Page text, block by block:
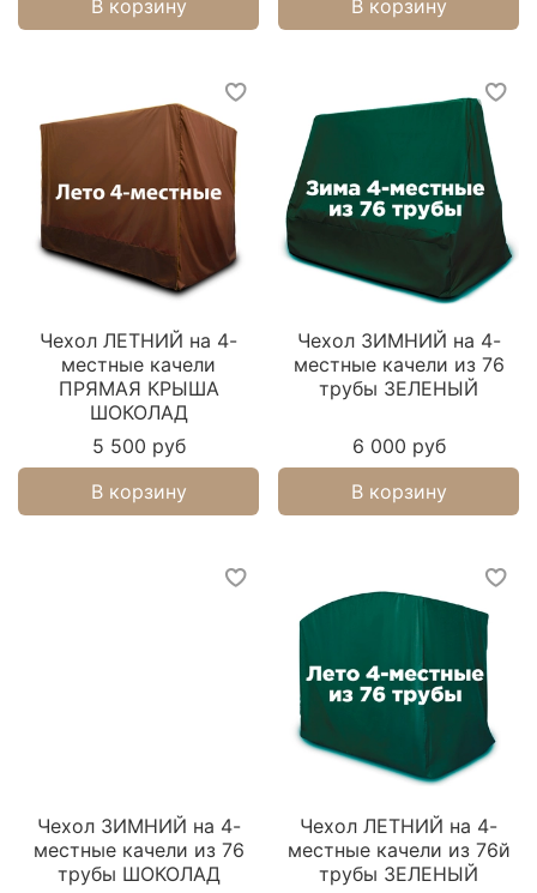
В корзину В корзину
Чехол ЛЕТНИЙ на 4-
местные качели
ПРЯМАЯ КРЫША
ШОКОЛАД
5 500 руб
В корзину
Чехол ЗИМНИЙ на 4-
местные качели из 76
трубы ЗЕЛЕНЫЙ
6 000 руб
В корзину
Чехол ЗИМНИЙ на 4-
местные качели из 76
трубы ШОКОЛАД
Чехол ЛЕТНИЙ на 4-
местные качели из 76й
трубы ЗЕЛЕНЫЙ